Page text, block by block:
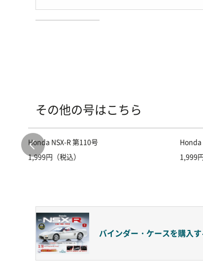
その他の号はこちら
Honda NSX-R 第110号
1,999円（税込）
Honda
1,999
バインダー・ケースを購入す